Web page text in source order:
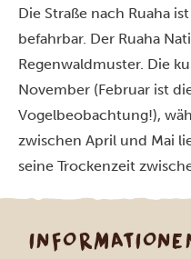
Die Straße nach Ruaha
befahrbar. Der Ruaha
Regenwaldmuster. Die
November (Februar ist
Vogelbeobachtung!),
zwischen April und Mai
seine Trockenzeit